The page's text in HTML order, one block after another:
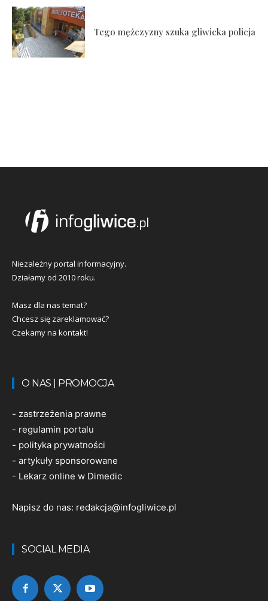
Tego mężczyzny szuka gliwicka policja
Niezależny portal informacyjny.
Działamy od 2010 roku.
Masz dla nas temat?
Chcesz się zareklamować?
Czekamy na kontakt!
O NAS | PROMOCJA
- zastrzeżenia prawne
- regulamin portalu
- polityka prywatności
- artykuły sponsorowane
- Lekarz online w Dimedic
Napisz do nas: redakcja@infogliwice.pl
SOCIAL MEDIA